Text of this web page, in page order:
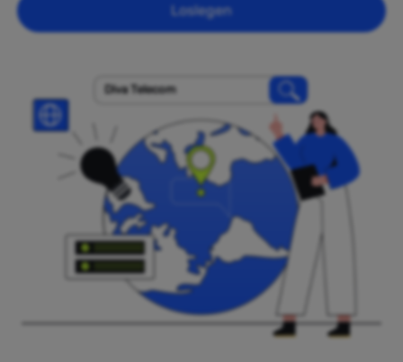
Loslegen
Diva Telecom